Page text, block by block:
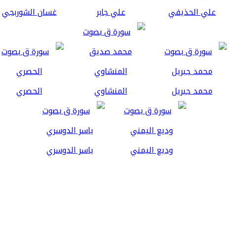
علي الحذيفي علي جابر غسان الشوربجي
محمد جبريل المنشاوي الحصري
وديع اليمني ياسر الدوسري